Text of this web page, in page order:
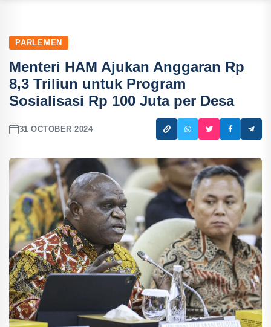
PARLEMEN
Menteri HAM Ajukan Anggaran Rp
8,3 Triliun untuk Program
Sosialisasi Rp 100 Juta per Desa
31 OCTOBER 2024